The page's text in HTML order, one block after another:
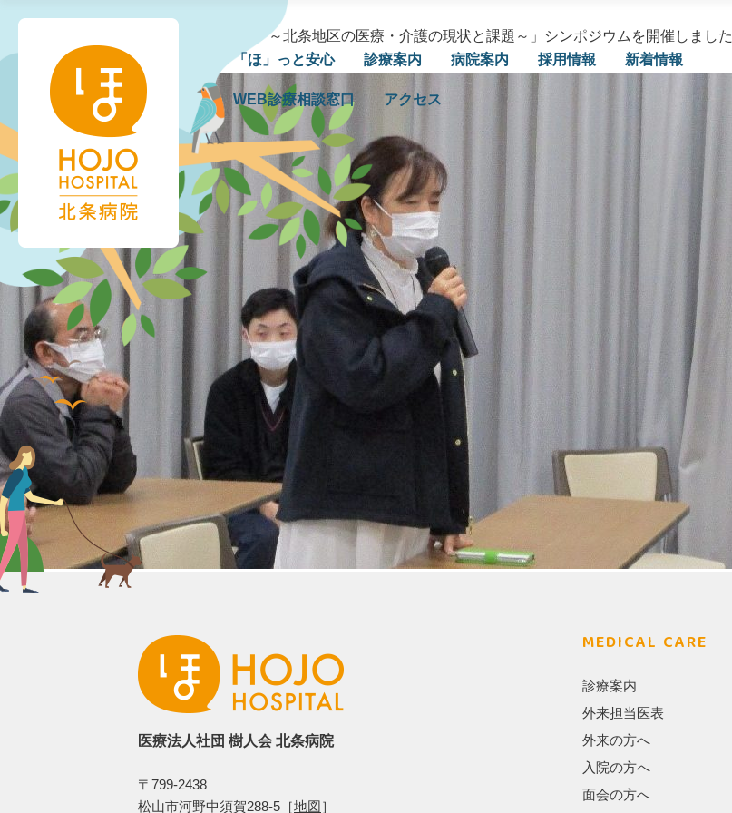
「ほ」っと安心 診療案内 病院案内 採用情報 新着情報
WEB診療相談窓口 アクセス
北条病院様管理用 |2022年2月2日
Return to 「北条の未来を拓くPART２ ～北条地区の医療・介護の現状と課題～」シンポジウムを開催しました
›
医療法人社団 樹人会 北条病院
〒799-2438
松山市河野中須賀288-5［地図］
MEDICAL CARE
診療案内
外来担当医表
外来の方へ
入院の方へ
面会の方へ